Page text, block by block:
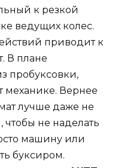
к резкой
ведущих колес.
приводит к
В плане
пробуксовки,
механике. Вернее
лучше даже не
чтобы не наделать
машину или
буксиром.